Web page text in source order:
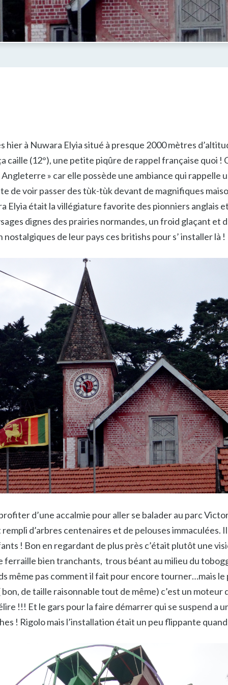
hier à Nuwara Elyia situé à presque 2000 mètres
caille (12°), une petite piqûre de rappel française quoi !
» car elle possède une ambiance qui rappelle
de voir passer des tùk-tùk devant de magnifiques
Elyia était la villégiature favorite des pionniers anglais
dignes des prairies normandes, un froid glaçant et
de leur pays ces britishs pour s’ installer là !
d’une accalmie pour aller se balader au parc
d’arbres centenaires et de pelouses immaculées.
! Bon en regardant de plus près c’était plutôt une
ferraille bien tranchants, trous béant au milieu du
même pas comment il fait pour encore tourner…mais le
de taille raisonnable tout de même) c’est un moteur
!!! Et le gars pour la faire démarrer qui se suspend a
! Rigolo mais l’installation était un peu flippante